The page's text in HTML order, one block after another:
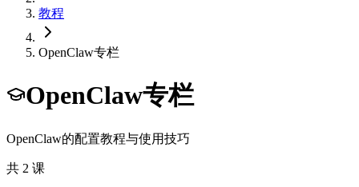
教程
OpenClaw专栏
OpenClaw专栏
OpenClaw的配置教程与使用技巧
共 2 课